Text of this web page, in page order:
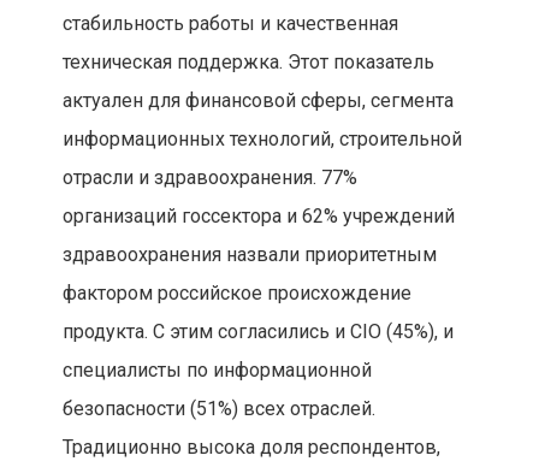
стабильность работы и качественная
техническая поддержка. Этот показатель
актуален для финансовой сферы, сегмента
информационных технологий, строительной
отрасли и здравоохранения. 77%
организаций госсектора и 62% учреждений
здравоохранения назвали приоритетным
фактором российское происхождение
продукта. С этим согласились и CIO (45%), и
специалисты по информационной
безопасности (51%) всех отраслей.
Традиционно высока доля респондентов,